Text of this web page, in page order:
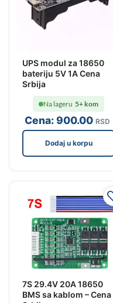
UPS modul za 18650
bateriju 5V 1A Cena
Srbija
Cena:900.00 RSD
Na lageru 5+ kom
Dodaj u korpu
7S 29.4V 20A 18650
BMS sa kablom – Cena